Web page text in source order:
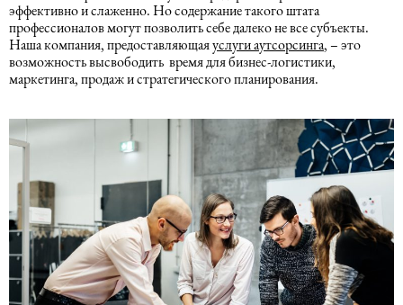
Подготовка отчетности
Расчет заработной платы
1C
Миграционные услуги в Азербайджане
Право интеллектуальной
собственности
Медиативное право
Закон, конфиденциальность,
приватность и безопасность
Судебное право
эффективно и слаженно. Но содержание такого штата
профессионалов могут позволить себе далеко не все субъекты.
Наша компания, предоставляющаяуслуги аутсорсинга, – это
возможность высвободить время для бизнес-логистики,
маркетинга, продаж и стратегического планирования.